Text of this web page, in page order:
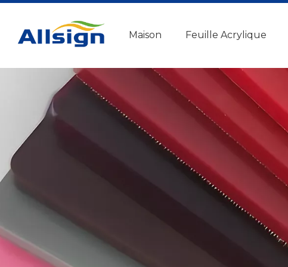
Maison Feuille Acrylique